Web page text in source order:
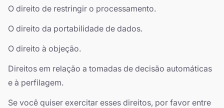
O direito de restringir o processamento.
O direito da portabilidade de dados.
O direito à objeção.
Direitos em relação a tomadas de decisão automáticas
e à perfilagem.
Se você quiser exercitar esses direitos, por favor entre